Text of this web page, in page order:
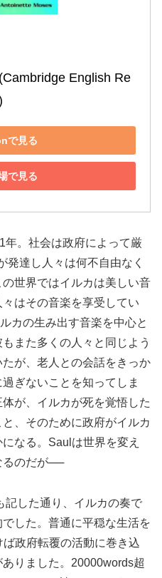
English Re
で見る
で見る
。社会は政府によって厳
発達し人々は何不自由なく
世界ではイルカは美しい音
はその音楽を享受してい
カの生み出す音楽を中心と
また多くの人々と同じよう
が、老人との会話をきっか
ぎないことを知ってしま
が、イルカが死を覚悟した
、そのために政府がイルカ
なる。Saulは世界を変え
るのだが──
した通り、イルカの奏で
した。普通に平穏な生活を
政府転覆の活動に巻き込
りました。20000words超